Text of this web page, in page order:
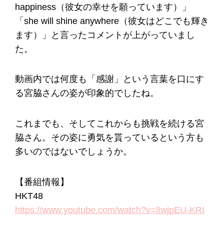
happiness（彼女の幸せを願っています）」
「she will shine anywhere（彼女はどこでも輝き
ます）」と言ったコメントが上がっていまし
た。
動画内では何度も「感謝」という言葉を口にす
る宮脇さんの姿が印象的でしたね。
これまでも、そしてこれからも挑戦を続ける宮
脇さん。その姿に勇気を貰っているという方も
多いのではないでしょうか。
【番組情報】
HKT48
https://www.youtube.com/watch?v=lIwjpEU-KRI